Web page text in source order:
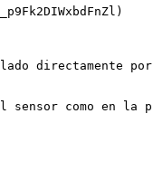
directamente
como en la